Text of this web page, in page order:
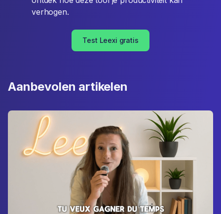
verhogen.
Test Leexi gratis
Aanbevolen artikelen